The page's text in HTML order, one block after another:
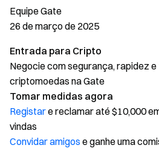
Equipe Gate
26 de março de 2025
Entrada para Cripto
Negocie com segurança, rapidez
criptomoedas na Gate
Tomar medidas agora
Registare reclamar até $10,000
vindas
Convidar amigos e ganhe uma